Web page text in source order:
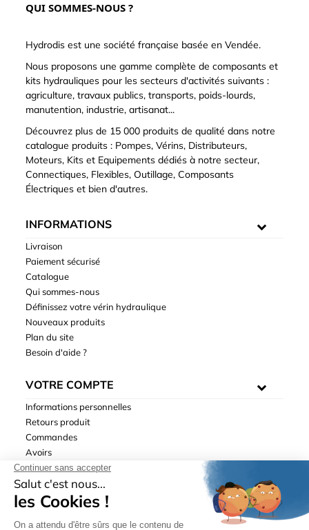
QUI SOMMES-NOUS ?
Hydrodis est une société française basée en Vendée.
Nous proposons une gamme complète de composants et
kits hydrauliques pour les secteurs d'activités suivants :
agriculture, travaux publics, transports, poids-lourds,
manutention, industrie, artisanat...
Découvrez plus de 15 000 produits de qualité dans notre
catalogue produits : Pompes, Vérins, Distributeurs,
Moteurs, Kits et Equipements dédiés à notre secteur,
Connectiques, Flexibles, Outillage, Composants
Électriques et bien d'autres.
INFORMATIONS
Livraison
Paiement sécurisé
Catalogue
Qui sommes-nous
Définissez votre vérin hydraulique
Nouveaux produits
Plan du site
Besoin d'aide ?
VOTRE COMPTE
Informations personnelles
Retours produit
Commandes
Avoirs
Adresses
Bons de réduction